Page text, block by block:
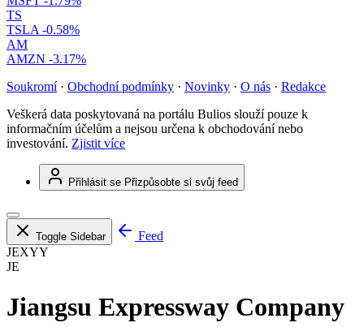
TS
TSLA -0.58%
AM
AMZN -3.17%
Soukromí · Obchodní podmínky · Novinky · O nás · Redakce
Veškerá data poskytovaná na portálu Bulios slouží pouze k
informačním účelům a nejsou určena k obchodování nebo
investování. Zjistit více
Přihlásit se Přizpůsobte si svůj feed
Toggle Sidebar
Feed
JEXYY
JE
Jiangsu Expressway Company